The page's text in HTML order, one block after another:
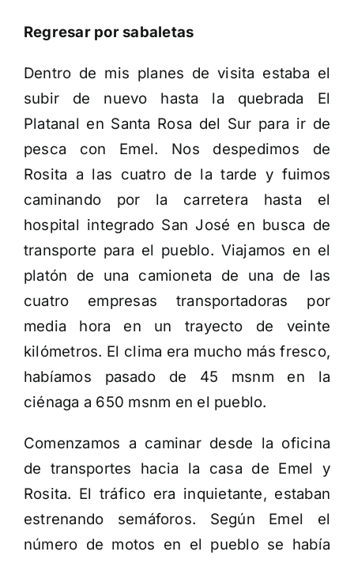
Regresar por sabaletas
Dentro de mis planes de visita estaba el
subir de nuevo hasta la quebrada El
Platanal en Santa Rosa del Sur para ir de
pesca con Emel. Nos despedimos de
Rosita a las cuatro de la tarde y fuimos
caminando por la carretera hasta el
hospital integrado San José en busca de
transporte para el pueblo. Viajamos en el
platón de una camioneta de una de las
cuatro empresas transportadoras por
media hora en un trayecto de veinte
kilómetros. El clima era mucho más fresco,
habíamos pasado de 45 msnm en la
ciénaga a 650 msnm en el pueblo.
Comenzamos a caminar desde la oficina
de transportes hacia la casa de Emel y
Rosita. El tráfico era inquietante, estaban
estrenando semáforos. Según Emel el
número de motos en el pueblo se había